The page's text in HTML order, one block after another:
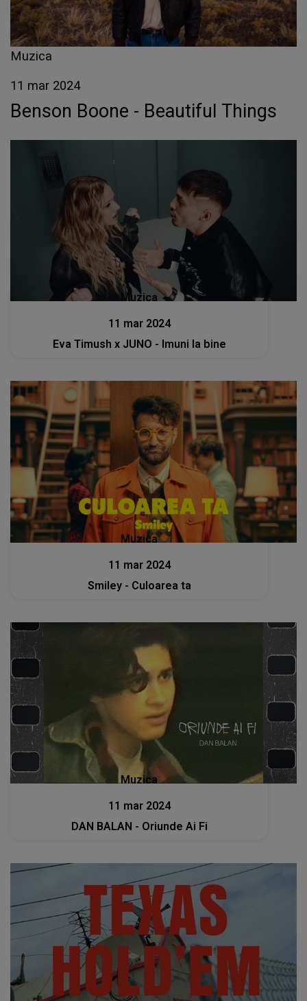
Muzica
11 mar 2024
Benson Boone - Beautiful Things
Muzica
11 mar 2024
Eva Timush x JUNO - Imuni la bine
Muzica
11 mar 2024
Smiley - Culoarea ta
Muzica
11 mar 2024
DAN BALAN - Oriunde Ai Fi